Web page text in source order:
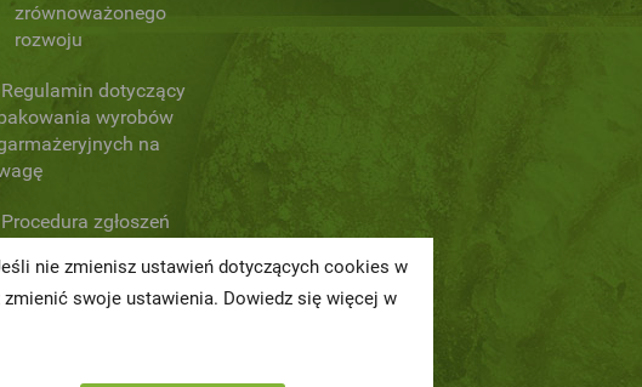
zrównoważonego
rozwoju
Regulamin dotyczący
wyrobów
na
Procedura zgłoszeń
nie zmienisz ustawień dotyczących cookies w
swoje ustawienia. Dowiedz się więcej w